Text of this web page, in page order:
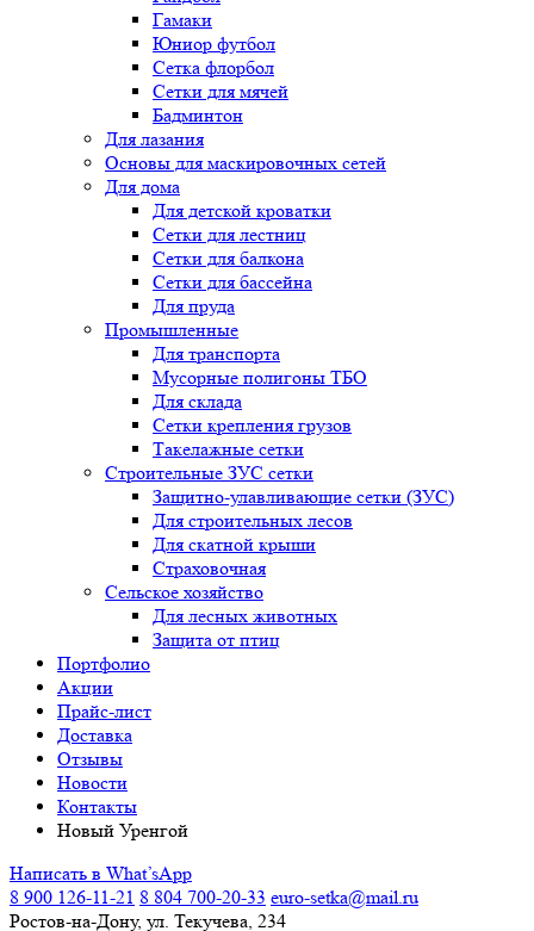
Гамаки
Юниор футбол
Сетка флорбол
Сетки для мячей
Бадминтон
Для лазания
Основы для маскировочных сетей
Для дома
Для детской кроватки
Сетки для лестниц
Сетки для балкона
Сетки для бассейна
Для пруда
Промышленные
Для транспорта
Мусорные полигоны ТБО
Для склада
Сетки крепления грузов
Такелажные сетки
Строительные ЗУС сетки
Защитно-улавливающие сетки (ЗУС)
Для строительных лесов
Для скатной крыши
Страховочная
Сельское хозяйство
Для лесных животных
Защита от птиц
Портфолио
Акции
Прайс-лист
Доставка
Отзывы
Новости
Контакты
Новый Уренгой
Написать в What’sApp
8 900 126-11-21 8 804 700-20-33 euro-setka@mail.ru
Ростов-на-Дону, ул. Текучева, 234